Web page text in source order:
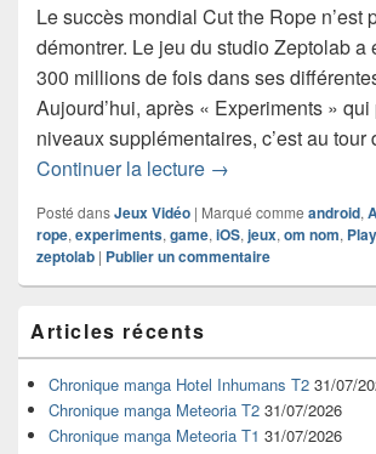
Le succès mondial Cut the Rope n’est
démontrer. Le jeu du studio Zeptolab a
300 millions de fois dans ses
Aujourd’hui, après « Experiments »
niveaux supplémentaires, c’est au tour
Continuer la lecture Zeptolab annonce
→
Posté dansJeux Vidéo | Marqué comme android,
rope, experiments, game, iOS, jeux, om nom,
zeptolab | Publier un commentaire
principale
de
widget
pour
barre
Articles récents
Chronique manga Hotel Inhumans T2 31/07/
Chronique manga Meteoria T2 31/07/2026
Chronique manga Meteoria T1 31/07/2026